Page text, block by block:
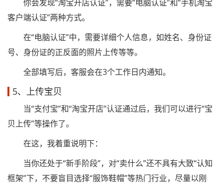
你会发现“淘宝开店认证”，需要“电脑认证”和“手机淘宝
客户端认证”两种方式。
在“电脑认证”中，需要详细个人信息，如姓名、身份证
号、身份证的正反面的照片上传等等。
全部填写后，客服会在3个工作日内通知。
5、上传宝贝
当“支付宝”和“淘宝开店”认证通过后，我们可以进行“宝
贝上传”等操作了。
在这，我着重说明下：
当你还处于“新手阶段”，对“卖什么”还不具有大致“认知
框架”下，不要盲目选择“服饰鞋帽”等热门行业，尽量以刚